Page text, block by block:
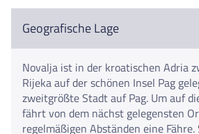
Geografische Lage
Novalja ist in der kroatischen Adria
Rijeka auf der schönen Insel Pag
zweitgrößte Stadt auf Pag. Um auf
fährt von dem nächst gelegensten
regelmäßigen Abständen eine Fähre.